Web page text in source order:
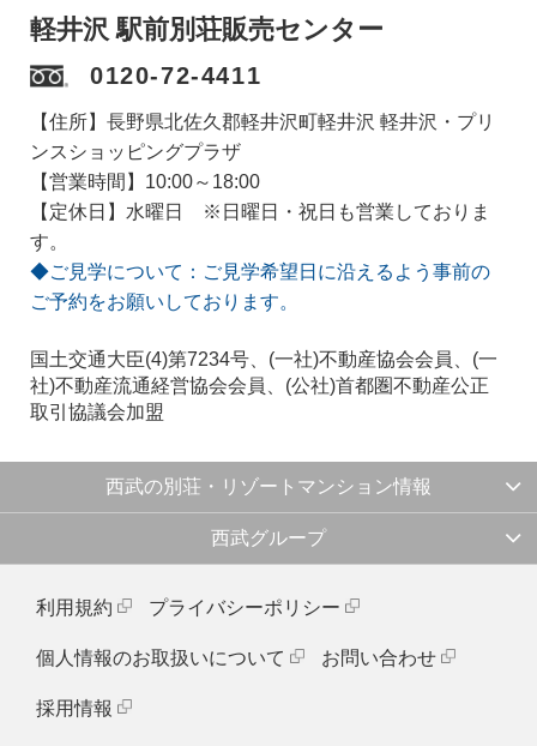
軽井沢 駅前別荘販売センター
0120-72-4411
【住所】長野県北佐久郡軽井沢町軽井沢 軽井沢・プリ
ンスショッピングプラザ
【営業時間】10:00～18:00
【定休日】水曜日 ※日曜日・祝日も営業しておりま
す。
◆ご見学について：ご見学希望日に沿えるよう事前の
ご予約をお願いしております。
国土交通大臣(4)第7234号、(一社)不動産協会会員、(一
社)不動産流通経営協会会員、(公社)首都圏不動産公正
取引協議会加盟
西武の別荘・リゾートマンション情報
西武グループ
利用規約 プライバシーポリシー
個人情報のお取扱いについて お問い合わせ
採用情報